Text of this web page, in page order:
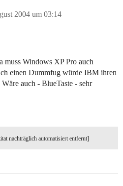
2004 um 03:14
muss Windows XP Pro auch
einen Dummfug würde IBM ihren
auch - BlueTaste - sehr
nachträglich automatisiert entfernt]